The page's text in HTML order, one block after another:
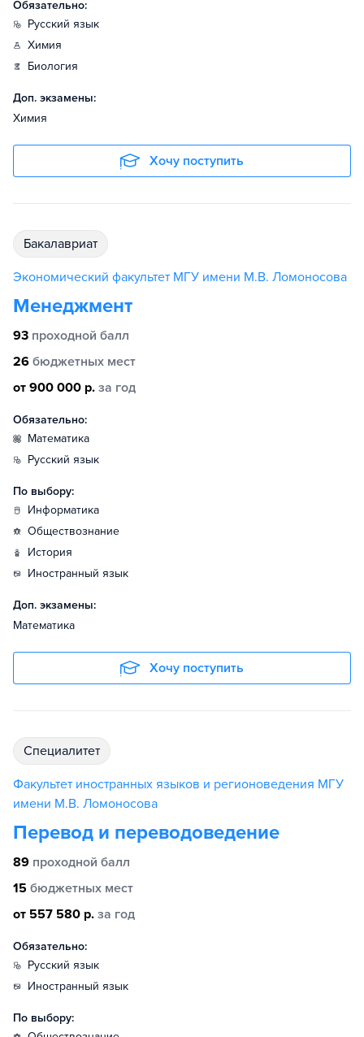
Обязательно:
русский язык
химия
биология
Доп. экзамены:
Химия
Хочу поступить
бакалавриат
Экономический факультет МГУ имени М.В. Ломоносова
Менеджмент
93 проходной балл
26 бюджетных мест
от 900 000 р. за год
Обязательно:
математика
русский язык
По выбору:
информатика
обществознание
история
иностранный язык
Доп. экзамены:
Математика
Хочу поступить
специалитет
Факультет иностранных языков и регионоведения МГУ
имени М.В. Ломоносова
Перевод и переводоведение
89 проходной балл
15 бюджетных мест
от 557 580 р. за год
Обязательно:
русский язык
иностранный язык
По выбору: